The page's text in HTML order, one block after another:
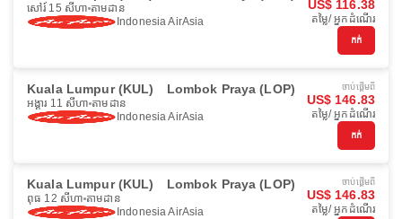
សៅរ៍ 15 សីហា តាមដាន
Indonesia AirAsia
US$ 116.38
តម្លៃ/ អ្នកដំណើរ
កក់
Kuala Lumpur (KUL) Lombok Praya (LOP)
អង្គារ 11 សីហា តាមដាន
Indonesia AirAsia
ចាប់ផ្ដើមពី
US$ 146.83
តម្លៃ/ អ្នកដំណើរ
កក់
Kuala Lumpur (KUL) Lombok Praya (LOP)
ពុធ 12 សីហា តាមដាន
Indonesia AirAsia
ចាប់ផ្ដើមពី
US$ 146.83
តម្លៃ/ អ្នកដំណើរ